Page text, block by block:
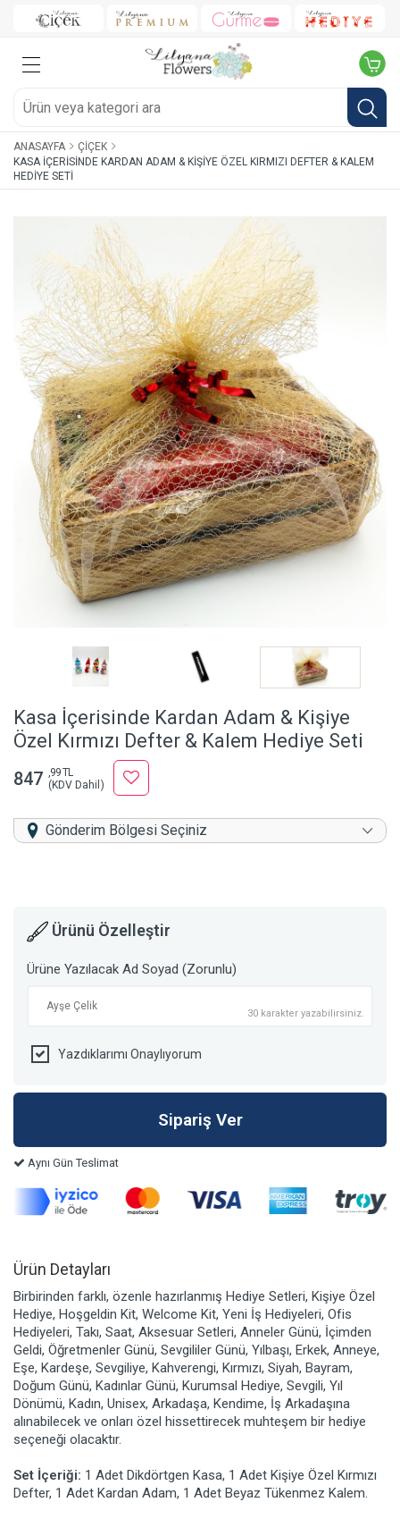
ANASAYFA
ÇIÇEK
KASA İÇERISINDE KARDAN ADAM & KIŞIYE ÖZEL KIRMIZI DEFTER & KALEM
HEDIYE SETI
Kasa İçerisinde Kardan Adam & Kişiye
Özel Kırmızı Defter & Kalem Hediye Seti
847 ,99 TL
(KDV Dahil)
Gönderim Bölgesi Seçiniz
Ürünü Özelleştir
Ürüne Yazılacak Ad Soyad (Zorunlu)
30 karakter yazabilirsiniz.
Yazdıklarımı Onaylıyorum
Aynı Gün Teslimat
Ürün Detayları
Birbirinden farklı, özenle hazırlanmış Hediye Setleri, Kişiye Özel
Hediye, Hoşgeldin Kit, Welcome Kit, Yeni İş Hediyeleri, Ofis
Hediyeleri, Takı, Saat, Aksesuar Setleri, Anneler Günü, İçimden
Geldi, Öğretmenler Günü, Sevgililer Günü, Yılbaşı, Erkek, Anneye,
Eşe, Kardeşe, Sevgiliye, Kahverengi, Kırmızı, Siyah, Bayram,
Doğum Günü, Kadınlar Günü, Kurumsal Hediye, Sevgili, Yıl
Dönümü, Kadın, Unisex, Arkadaşa, Kendime, İş Arkadaşına
alınabilecek ve onları özel hissettirecek muhteşem bir hediye
seçeneği olacaktır.
Set İçeriği: 1 Adet Dikdörtgen Kasa, 1 Adet Kişiye Özel Kırmızı
Defter, 1 Adet Kardan Adam, 1 Adet Beyaz Tükenmez Kalem.